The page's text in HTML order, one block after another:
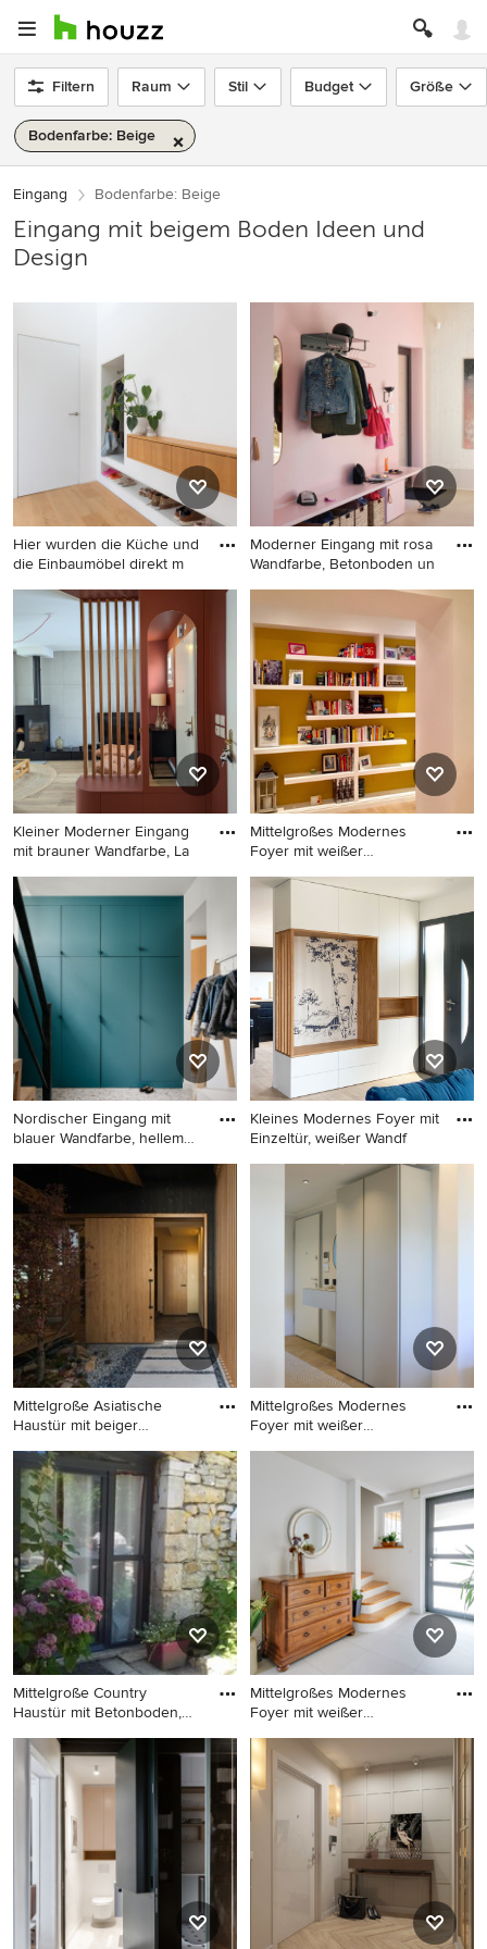
Filtern Raum Stil Budget Größe
Bodenfarbe: Beige
Eingang Bodenfarbe: Beige
Eingang mit beigem Boden Ideen und
Design
Hier wurden die Küche und
die Einbaumöbel direkt m
Mittelgroßer Moderner
Eingang mit Korridor, weißer
Wandfarbe, hellem
Holzboden, Einzeltür, weißer
Haustür und beigem Boden
in Stuttgart
Moderner Eingang mit rosa
Wandfarbe, Betonboden un
Moderner Eingang mit rosa
Wandfarbe, Betonboden und
beigem Boden in Hamburg
Kleiner Moderner Eingang
mit brauner Wandfarbe, La
Kleiner Moderner Eingang
mit brauner Wandfarbe,
Laminat, Einzeltür, weißer
Haustür und beigem Boden
in Paris
Mittelgroßes Modernes
Foyer mit weißer
Mittelgroßes Modernes
Foyer mit weißer Wandfarbe,
Porzellan-Bodenfliesen,
Doppeltür, weißer Haustür
und beigem Boden in Rom
Nordischer Eingang mit
blauer Wandfarbe, hellem
Nordischer Eingang mit
blauer Wandfarbe, hellem
Holzboden, beigem Boden
und Stauraum in Paris
Kleines Modernes Foyer mit
Einzeltür, weißer Wandf
Kleines Modernes Foyer mit
Einzeltür, weißer Wandfarbe,
hellem Holzboden,
schwarzer Haustür und
beigem Boden
Mittelgroße Asiatische
Haustür mit beiger
Mittelgroße Asiatische
Haustür mit beiger
Wandfarbe, Schiebetür, heller
Holzhaustür und beigem
Boden in Sonstige
Mittelgroßes Modernes
Foyer mit weißer
Mittelgroßes Modernes
Foyer mit weißer Wandfarbe,
hellem Holzboden, Einzeltür,
weißer Haustür und beigem
Boden in Mailand
Mittelgroße Country
Haustür mit Betonboden,
Mittelgroße Country Haustür
mit Betonboden, Doppeltür,
grauer Haustür und beigem
Boden in Sonstige
Mittelgroßes Modernes
Foyer mit weißer
Mittelgroßes Modernes
Foyer mit weißer Wandfarbe,
Keramikboden, Einzeltür,
grauer Haustür und beigem
Boden in Straßburg